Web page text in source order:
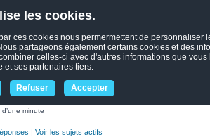
les cookies.
ces cookies nous permermettent de
partageons également certains cookies et des
celles-ci avec d'autres informations que
ses partenaires tiers.
Refuser Accepter
minute
| Voir les sujets actifs